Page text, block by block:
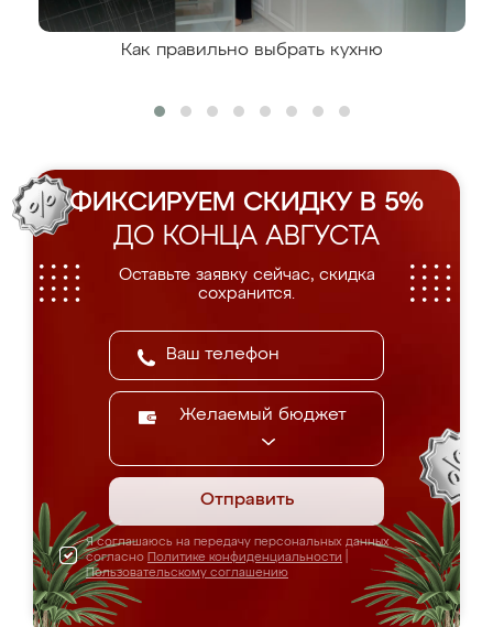
Как правильно выбрать кухню
ФИКСИРУЕМ СКИДКУ В 5%
ДО КОНЦА АВГУСТА
Оставьте заявку сейчас, скидка
сохранится.
Желаемый бюджет
Отправить
Я соглашаюсь на передачу персональных данных
согласно Политике конфиденциальности
Пользовательскому соглашению